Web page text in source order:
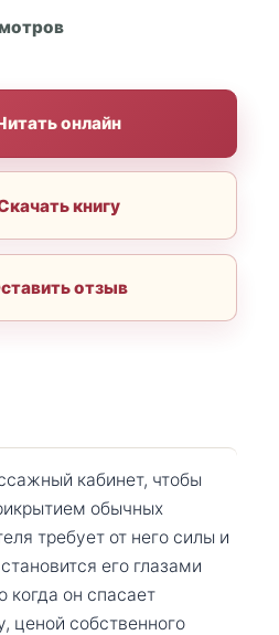
онлайн
книгу
отзыв
кабинет, чтобы
обычных
требует от него силы и
его глазами
когда он спасает
собственного